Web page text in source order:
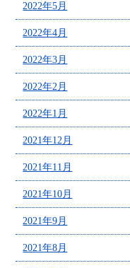
2022年5月
2022年4月
2022年3月
2022年2月
2022年1月
2021年12月
2021年11月
2021年10月
2021年9月
2021年8月